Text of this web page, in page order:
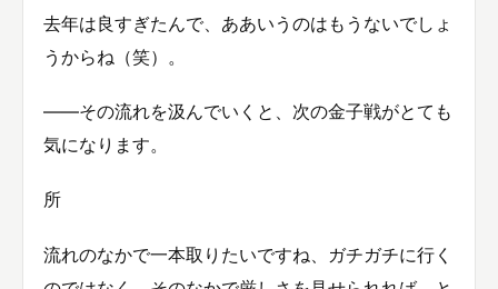
去年は良すぎたんで、ああいうのはもうないでしょ
うからね（笑）。
――その流れを汲んでいくと、次の金子戦がとても
気になります。
所
流れのなかで一本取りたいですね、ガチガチに行く